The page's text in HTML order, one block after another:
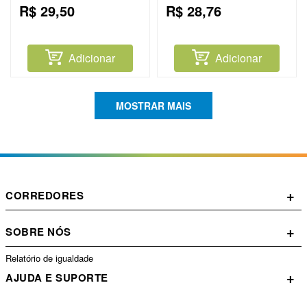
R$ 29,50
Adicionar
R$ 28,76
Adicionar
MOSTRAR MAIS
CORREDORES +
SOBRE NÓS +
Relatório de igualdade
AJUDA E SUPORTE +